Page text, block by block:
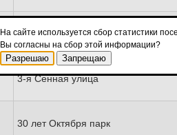
20 Января улица
3-я Сенная улица
30 лет Октября парк
На сайте используется сбор статистики
Вы согласны на сбор этой информации?
Разрешаю Запрещаю